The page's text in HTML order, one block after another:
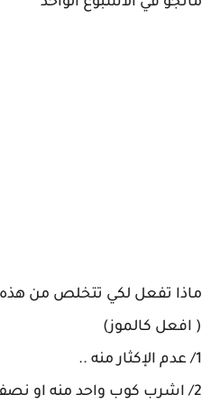
ماذا تفعل لكي تتخلص من
( افعل كالموز)
1/ عدم الإكثار منه ..
2/ اشرب كوب واحد منه او